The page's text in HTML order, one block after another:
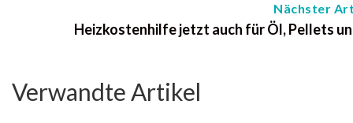
Nächster
Heizkostenhilfe jetzt auch für Öl, Pellets
Verwandte Artikel